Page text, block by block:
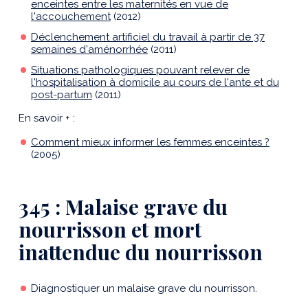
enceintes entre les maternités en vue de
l'accouchement(2012)
Déclenchement artificiel du travail à partir de 37
semaines d'aménorrhée (2011)
Situations pathologiques pouvant relever de
l'hospitalisation à domicile au cours de l'ante et du
post-partum (2011)
En savoir + :
Comment mieux informer les femmes enceintes ?
(2005)
345 : Malaise grave du
nourrisson et mort
inattendue du nourrisson
Diagnostiquer un malaise grave du nourrisson.